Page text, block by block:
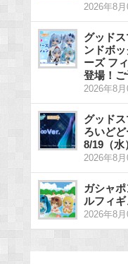
2026年8
グッド
ンドボ
ーズ フ
登場！ご
2026年8
グッド
ろいど
8/19（水
2026年8
ガシャ
ルフィギ
2026年8